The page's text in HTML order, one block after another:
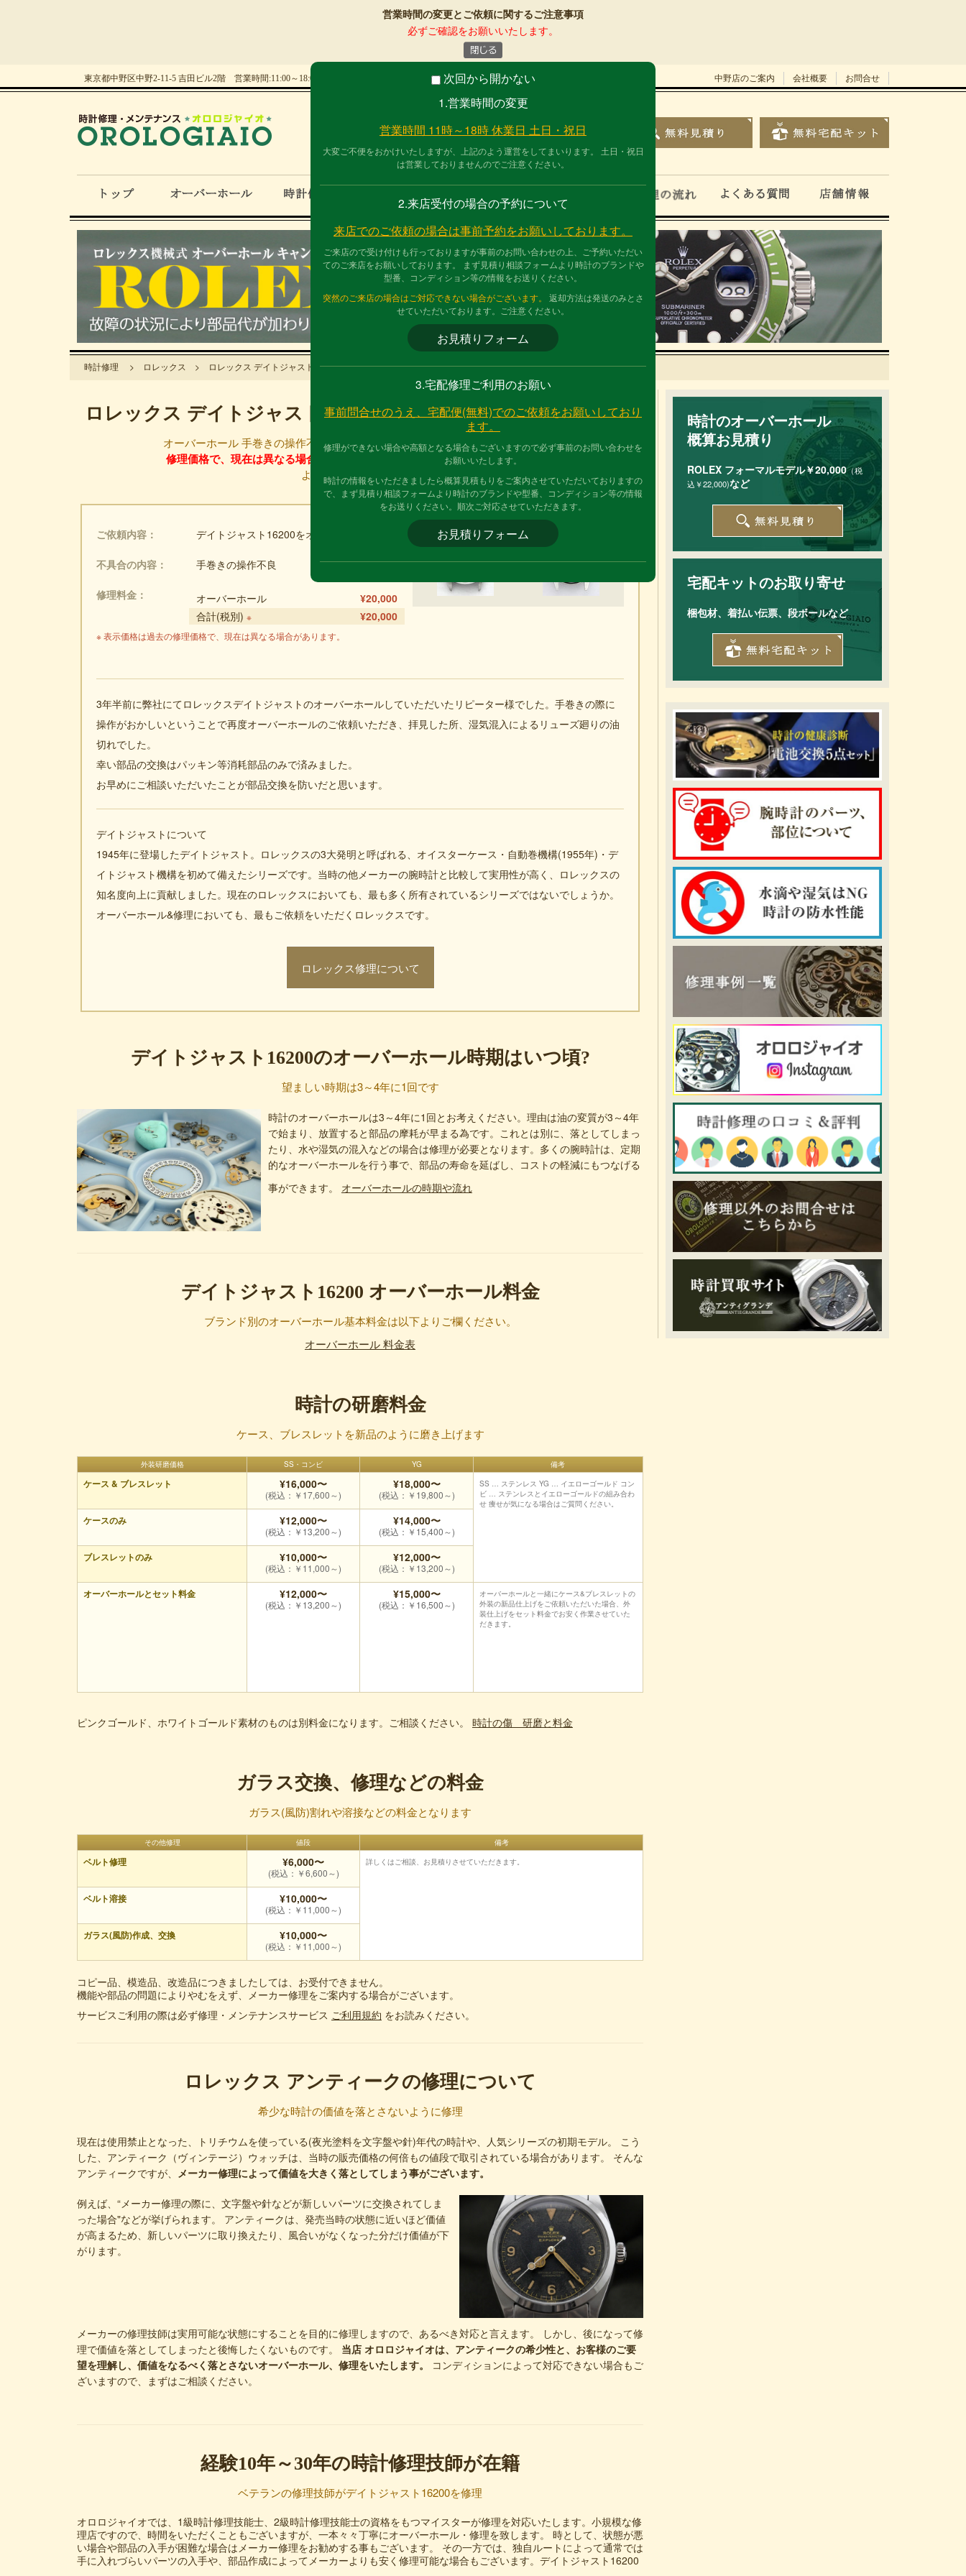
営業時間の変更とご依頼に関するご注意事項
必ずご確認をお願いいたします。
次回から開かない
1.営業時間の変更
営業時間 11時～18時 休業日 土日・祝日
大変ご不便をおかけいたしますが、上記のよう運営をしてまいります。 土日・祝日
は営業しておりませんのでご注意ください。
2.来店受付の場合の予約について
来店でのご依頼の場合は事前予約をお願いしております。
ご来店ので受け付けも行っておりますが事前のお問い合わせの上、ご予約いただい
てのご来店をお願いしております。 まず見積り相談フォームより時計のブランドや
型番、コンディション等の情報をお送りください。
突然のご来店の場合はご対応できない場合がございます。
返却方法は発送のみとさ
せていただいております。ご注意ください。
お見積りフォーム
3.宅配修理ご利用のお願い
事前問合せのうえ、宅配便(無料)でのご依頼をお願いしており
ます。
修理ができない場合や高額となる場合もございますので必ず事前のお問い合わせを
お願いいたします。
時計の情報をいただきましたら概算見積もりをご案内させていただいておりますの
で、まず見積り相談フォームより時計のブランドや型番、コンディション等の情報
をお送りください。順次ご対応させていただきます。
お見積りフォーム
東京都中野区中野2-11-5 吉田ビル2階 営業時間:11:00～18:00 土日・祝日 お休み 中野店のご案内 会社概要 お問合せ
時計修理 > ロレックス > ロレックス デイトジャスト16200 修理料金
ロレックス デイトジャスト16200のオーバーホール 依頼と料金
オーバーホール 手巻きの操作不良の事例をご紹介いたします。 表示価格は過去の
修理価格で、現在は異なる場合があります。
修理の際は、まず見積もりフォーム
よりお問合せください。
ご依頼内容 デイトジャスト16200をオーバーホール
不具合の内容 手巻きの操作不良
修理料金 オーバーホール
¥20,000
合計(税別) ※ ¥20,000
※ 表示価格は過去の修理価格で、現在は異なる場合があります。
3年半前に弊社にてロレックスデイトジャストのオーバーホールしていただいたリピーター様でした。手巻きの際に
操作がおかしいということで再度オーバーホールのご依頼いただき、拝見した所、湿気混入によるリューズ廻りの油
切れでした。
幸い部品の交換はパッキン等消耗部品のみで済みました。
お早めにご相談いただいたことが部品交換を防いだと思います。
デイトジャストについて
1945年に登場したデイトジャスト。ロレックスの3大発明と呼ばれる、オイスターケース・自動巻機構(1955年)・デ
イトジャスト機構を初めて備えたシリーズです。当時の他メーカーの腕時計と比較して実用性が高く、ロレックスの
知名度向上に貢献しました。現在のロレックスにおいても、最も多く所有されているシリーズではないでしょうか。
オーバーホール&修理においても、最もご依頼をいただくロレックスです。
ロレックス修理について
デイトジャスト16200のオーバーホール時期はいつ頃?
望ましい時期は3～4年に1回です
時計のオーバーホールは3～4年に1回とお考えください。理由は油の変質が3～4年
で始まり、放置すると部品の摩耗が早まる為です。これとは別に、落としてしまっ
たり、水や湿気の混入などの場合は修理が必要となります。多くの腕時計は、定期
的なオーバーホールを行う事で、部品の寿命を延ばし、コストの軽減にもつなげる
事ができます。 オーバーホールの時期や流れ
デイトジャスト16200 オーバーホール料金
ブランド別のオーバーホール基本料金は以下よりご欄ください。
オーバーホール 料金表
時計の研磨料金
ケース、ブレスレットを新品のように磨き上げます
外装研磨価格
ケース & ブレスレット
ケースのみ
ブレスレットのみ
SS・コンビ
¥16,000〜
(税込：￥17,600～)
¥12,000〜
(税込：￥13,200～)
¥10,000〜
(税込：￥11,000～)
YG
¥18,000〜
(税込：￥19,800～)
¥14,000〜
(税込：￥15,400～)
¥12,000〜
(税込：￥13,200～)
備考
SS … ステンレス YG … イエローゴールド コン
ビ … ステンレスとイエローゴールドの組み合わ
せ 痩せが気になる場合はご質問ください。
オーバーホールとセット料金 ¥12,000〜
(税込：￥13,200～)
¥15,000〜
(税込：￥16,500～)
オーバーホールと一緒にケース&ブレスレットの
外装の新品仕上げをご依頼いただいた場合、外
装仕上げをセット料金でお安く作業させていた
だきます。
ピンクゴールド、ホワイトゴールド素材のものは別料金になります。ご相談ください。 時計の傷 研磨と料金
ガラス交換、修理などの料金
ガラス(風防)割れや溶接などの料金となります
その他修理
ベルト修理
ベルト溶接
ガラス(風防)作成、交換
値段
¥6,000〜
(税込：￥6,600～)
¥10,000〜
(税込：￥11,000～)
¥10,000〜
(税込：￥11,000～)
備考
詳しくはご相談、お見積りさせていただきます。
コピー品、模造品、改造品につきましたしては、お受付できません。
機能や部品の問題によりやむをえず、メーカー修理をご案内する場合がございます。
サービスご利用の際は必ず修理・メンテナンスサービス ご利用規約 をお読みください。
ロレックス アンティークの修理について
希少な時計の価値を落とさないように修理
現在は使用禁止となった、トリチウムを使っている(夜光塗料を文字盤や針)年代の時計や、人気シリーズの初期モデル。 こう
した、アンティーク（ヴィンテージ）ウォッチは、当時の販売価格の何倍もの値段で取引されている場合があります。 そんな
アンティークですが、 メーカー修理によって価値を大きく落としてしまう事がございます。
例えば、“メーカー修理の際に、文字盤や針などが新しいパーツに交換されてしま
った場合"などが挙げられます。 アンティークは、発売当時の状態に近いほど価値
が高まるため、新しいパーツに取り換えたり、風合いがなくなった分だけ価値が下
がります。
メーカーの修理技師は実用可能な状態にすることを目的に修理しますので、あるべき対応と言えます。 しかし、後になって修
理で価値を落としてしまったと後悔したくないものです。 当店 オロロジャイオは、アンティークの希少性と、お客様のご要
望を理解し、価値をなるべく落とさないオーバーホール、修理をいたします。
コンディションによって対応できない場合もご
ざいますので、まずはご相談ください。
経験10年～30年の時計修理技師が在籍
ベテランの修理技師がデイトジャスト16200を修理
オロロジャイオでは、1級時計修理技能士、2級時計修理技能士の資格をもつマイスターが修理を対応いたします。小規模な修
理店ですので、時間をいただくこともございますが、一本々々丁寧にオーバーホール・修理を致します。 時として、状態が悪
い場合や部品の入手が困難な場合はメーカー修理をお勧めする事もございます。 その一方では、独自ルートによって通常では
手に入れづらいパーツの入手や、部品作成によってメーカーよりも安く修理可能な場合もございます。デイトジャスト16200
時計のオーバーホール
概算お見積り
ROLEX フォーマルモデル￥20,000（税
込￥22,000)など
宅配キットのお取り寄せ
梱包材、着払い伝票、段ボールなど